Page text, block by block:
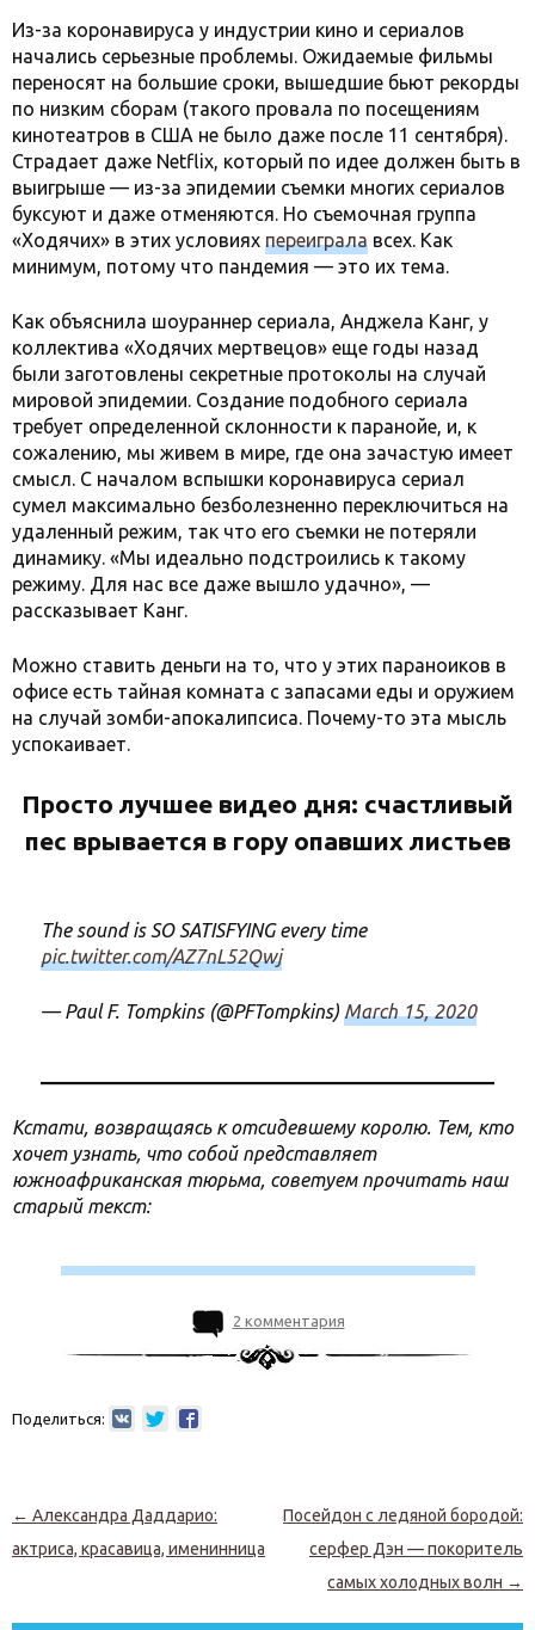
Из-за коронавируса у индустрии кино и сериалов
начались серьезные проблемы. Ожидаемые фильмы
переносят на большие сроки, вышедшие бьют рекорды
по низким сборам (такого провала по посещениям
кинотеатров в США не было даже после 11 сентября).
Страдает даже Netflix, который по идее должен быть в
выигрыше — из-за эпидемии съемки многих сериалов
буксуют и даже отменяются. Но съемочная группа
«Ходячих» в этих условиях переиграла всех. Как
минимум, потому что пандемия — это их тема.
Как объяснила шоураннер сериала, Анджела Канг, у
коллектива «Ходячих мертвецов» еще годы назад
были заготовлены секретные протоколы на случай
мировой эпидемии. Создание подобного сериала
требует определенной склонности к паранойе, и, к
сожалению, мы живем в мире, где она зачастую имеет
смысл. С началом вспышки коронавируса сериал
сумел максимально безболезненно переключиться на
удаленный режим, так что его съемки не потеряли
динамику. «Мы идеально подстроились к такому
режиму. Для нас все даже вышло удачно», —
рассказывает Канг.
Можно ставить деньги на то, что у этих параноиков в
офисе есть тайная комната с запасами еды и оружием
на случай зомби-апокалипсиса. Почему-то эта мысль
успокаивает.
Просто лучшее видео дня: счастливый
пес врывается в гору опавших листьев
The sound is SO SATISFYING every time
pic.twitter.com/AZ7nL52Qwj
— Paul F. Tompkins (@PFTompkins) March 15, 2020
Кстати, возвращаясь к отсидевшему королю. Тем, кто
хочет узнать, что собой представляет
южноафриканская тюрьма, советуем прочитать наш
старый текст:
2 комментария
Поделиться:
Навигация по записям
← Александра Даддарио:
актриса, красавица, именинница
Посейдон с ледяной бородой:
серфер Дэн — покоритель
самых холодных волн →